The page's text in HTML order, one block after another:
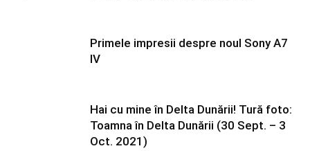
Primele impresii despre noul Sony A7
IV
Hai cu mine în Delta Dunării! Tură foto:
Toamna în Delta Dunării (30 Sept. – 3
Oct. 2021)